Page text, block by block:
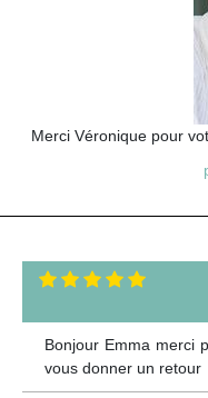
Merci Véronique pour
Bonjour Emma merci
vous donner un retour